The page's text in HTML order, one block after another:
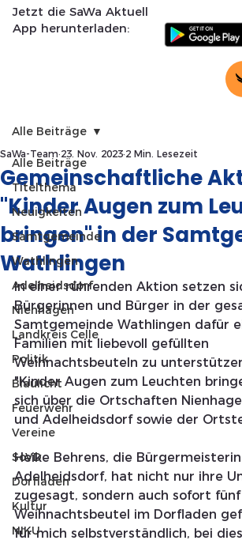
Jetzt die SaWa Aktuell
App herunterladen:
Alle Beiträge
Titelthema
Neuigkeiten
Samtgemeinde
Wathlingen
Adelheidsdorf
Nienhagen
Landkreis Celle
Politik
Blaulicht
Feuerwehr
Vereine
SoVD
Dorfladen
Kultur
NIKU
Alle Beiträge
Gemeinschaftliche
"Kinder Augen zum
bringen" in der
Wathlingen
SaWa-Team 23. Nov. 2023 2 Min. Lesezeit
In einer rührenden Aktion setzen
Bürgerinnen und Bürger in der
Samtgemeinde Wathlingen dafür
Familien mit liebevoll gefüllten
Weihnachtsbeuteln zu
"Kinder Augen zum Leuchten
sich über die Ortschaften
und Adelheidsdorf sowie der
Heike Behrens, die
Adelheidsdorf, hat nicht nur ihre
zugesagt, sondern auch sofort fünf
Weihnachtsbeutel im Dorfladen
für mich selbstverständlich, bei